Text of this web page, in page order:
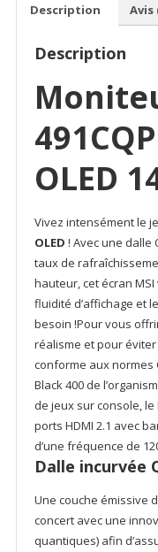
OLED
144Hz
0.03ms
Description Avis
Description
OLED
Vivez intensément le
OLED ! Avec une dalle
taux de
hauteur, cet écran
fluidité d’affichage et
besoin !Pour vous
réalisme et pour
conforme aux normes
Black 400 de
de jeux sur console, le
ports HDMI 2.1 avec
d’une fréquence de
Dalle incurvée
Une couche émissive
concert avec une
quantiques) afin